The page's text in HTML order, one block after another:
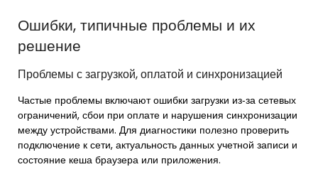
Ошибки, типичные проблемы и их
решение
Проблемы с загрузкой, оплатой и синхронизацией
Частые проблемы включают ошибки загрузки из‑за сетевых
ограничений, сбои при оплате и нарушения синхронизации
между устройствами. Для диагностики полезно проверить
подключение к сети, актуальность данных учетной записи и
состояние кеша браузера или приложения.